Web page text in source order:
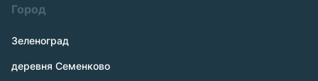
Город
Зеленоград
деревня Семенково